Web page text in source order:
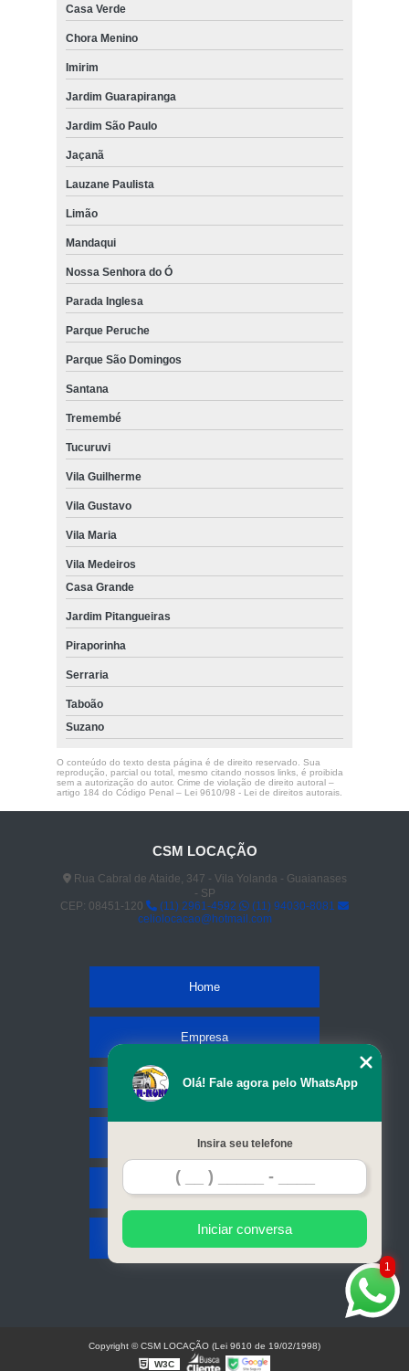
Casa Verde
Chora Menino
Imirim
Jardim Guarapiranga
Jardim São Paulo
Jaçanã
Lauzane Paulista
Limão
Mandaqui
Nossa Senhora do Ó
Parada Inglesa
Parque Peruche
Parque São Domingos
Santana
Tremembé
Tucuruvi
Vila Guilherme
Vila Gustavo
Vila Maria
Vila Medeiros
Casa Grande
Jardim Pitangueiras
Piraporinha
Serraria
Taboão
Suzano
O conteúdo do texto desta página é de direito reservado. Sua
reprodução, parcial ou total, mesmo citando nossos links, é proibida
sem a autorização do autor. Crime de violação de direito autoral –
artigo 184 do Código Penal – Lei 9610/98 - Lei de direitos autorais.
CSM LOCAÇÃO
Rua Cabral de Ataide, 347 - Vila Yolanda - Guaianases
- SP
CEP: 08451-120
(11) 2961-4592
(11) 94030-8081
celiolocacao@hotmail.com
Home
Empresa
Missão
Serviços
Contato
Mapa do site
1
Olá! Fale agora pelo WhatsApp
Insira seu telefone
Iniciar conversa
Copyright © CSM LOCAÇÃO (Lei 9610 de 19/02/1998)
W3C